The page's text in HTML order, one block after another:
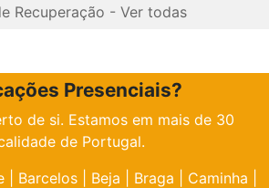
Recuperação - Ver todas
Presenciais?
de si. Estamos em mais de 30
de Portugal.
Barcelos Beja Braga Caminha